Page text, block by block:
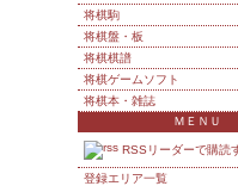
将棋駒
将棋盤・板
将棋棋譜
将棋ゲームソフト
将棋本・雑誌
ＭＥＮＵ
RSSリーダーで購読
登録エリア一覧